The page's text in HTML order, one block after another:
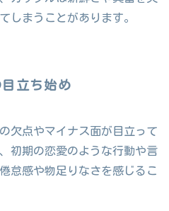
しまうことがあります。
立ち始め
欠点やマイナス面が目立って
初期の恋愛のような行動や言
怠感や物足りなさを感じるこ